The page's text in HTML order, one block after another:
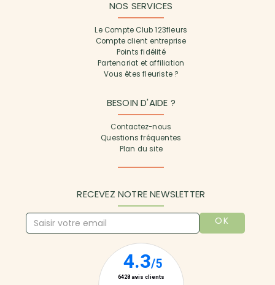
NOS SERVICES
Le Compte Club 123fleurs
Compte client entreprise
Points fidélité
Partenariat et affiliation
Vous êtes fleuriste ?
BESOIN D'AIDE ?
Contactez-nous
Questions fréquentes
Plan du site
RECEVEZ NOTRE NEWSLETTER
OK